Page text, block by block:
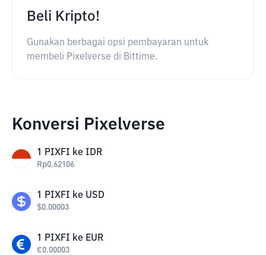
Beli Kripto!
Gunakan berbagai opsi pembayaran untuk
membeli Pixelverse di Bittime.
Konversi Pixelverse
1 PIXFI ke IDR
Rp0.62106
1 PIXFI ke USD
$0.00003
1 PIXFI ke EUR
€0.00003